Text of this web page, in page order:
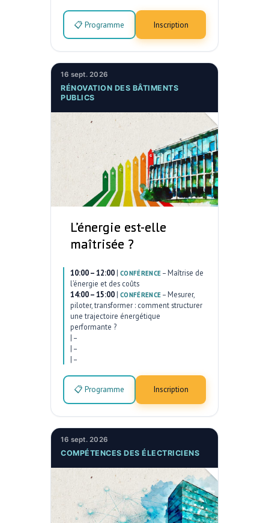
📋 Programme Inscription
16 sept. 2026
RÉNOVATION DES BÂTIMENTS
PUBLICS
L’énergie est-elle
maîtrisée ?
10:00 – 12:00 | CONFÉRENCE – Maîtrise de
l’énergie et des coûts
14:00 – 15:00 | CONFÉRENCE – Mesurer,
piloter, transformer : comment structurer
une trajectoire énergétique
performante ?
| –
| –
| –
📋 Programme Inscription
16 sept. 2026
COMPÉTENCES DES ÉLECTRICIENS